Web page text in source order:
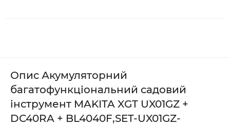
Опис Акумуляторний
багатофункціональний садовий
інструмент MAKITA XGT UX01GZ +
DC40RA + BL4040F,SET-UX01GZ-